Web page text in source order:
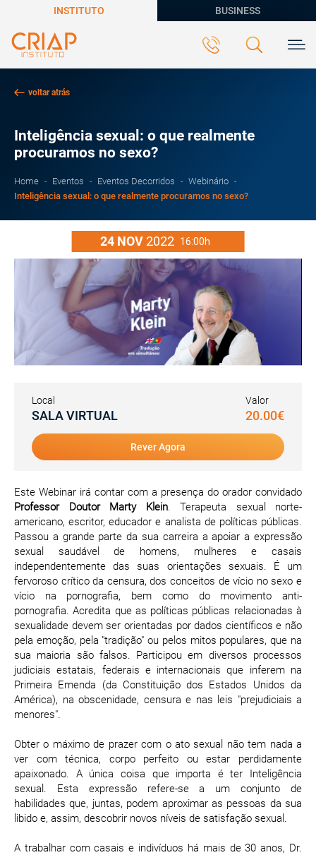
INSTITUTO BUSINESS
voltar atrás
Inteligência sexual: o que realmente
procuramos no sexo?
Home Eventos Eventos Decorridos
Webinário
Inteligência sexual: o que realmente procuramos no sexo?
24 NOV 2022 16:00h
Local
SALA VIRTUAL
Valor
20.00€
Rever Agora
Este Webinar irá contar com a presença do orador convidado
Professor Doutor Marty Klein. Terapeuta sexual norte-
americano, escritor, educador e analista de políticas públicas.
Passou a grande parte da sua carreira a apoiar a expressão
sexual saudável de homens, mulheres e casais
independentemente das suas orientações sexuais. É um
fervoroso crítico da censura, dos conceitos de vício no sexo e
vício na pornografia, bem como do movimento anti-
pornografia. Acredita que as políticas públicas relacionadas à
sexualidade devem ser orientadas por dados científicos e não
pela emoção, pela "tradição" ou pelos mitos populares, que na
sua maioria são falsos. Participou em diversos processos
judiciais estatais, federais e internacionais que inferem na
Primeira Emenda (da Constituição dos Estados Unidos da
América), na obscenidade, censura e nas leis "prejudiciais a
menores".
Obter o máximo de prazer com o ato sexual não tem nada a
ver com técnica, corpo perfeito ou estar perdidamente
apaixonado. A única coisa que importa é ter Inteligência
sexual. Esta expressão refere-se a um conjunto de
habilidades que, juntas, podem aproximar as pessoas da sua
libido e, assim, descobrir novos níveis de satisfação sexual.
A trabalhar com casais e indivíduos há mais de 30 anos, Dr.